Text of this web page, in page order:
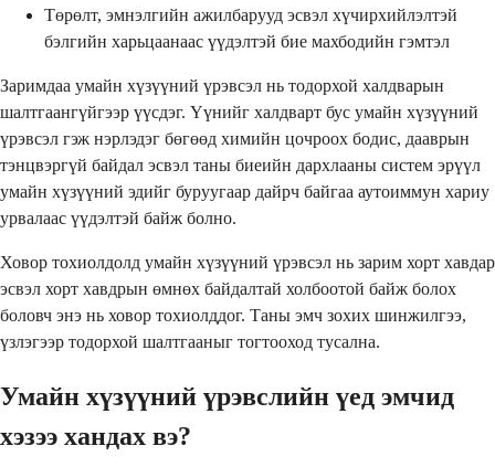
Төрөлт, эмнэлгийн ажилбарууд эсвэл хүчирхийлэлтэй
бэлгийн харьцаанаас үүдэлтэй бие махбодийн гэмтэл
Заримдаа умайн хүзүүний үрэвсэл нь тодорхой халдварын
шалтгаангүйгээр үүсдэг. Үүнийг халдварт бус умайн хүзүүний
үрэвсэл гэж нэрлэдэг бөгөөд химийн цочроох бодис, дааврын
тэнцвэргүй байдал эсвэл таны биеийн дархлааны систем эрүүл
умайн хүзүүний эдийг буруугаар дайрч байгаа аутоиммун хариу
урвалаас үүдэлтэй байж болно.
Ховор тохиолдолд умайн хүзүүний үрэвсэл нь зарим хорт хавдар
эсвэл хорт хавдрын өмнөх байдалтай холбоотой байж болох
боловч энэ нь ховор тохиолддог. Таны эмч зохих шинжилгээ,
үзлэгээр тодорхой шалтгааныг тогтооход тусална.
Умайн хүзүүний үрэвслийн үед эмчид
хэзээ хандах вэ?